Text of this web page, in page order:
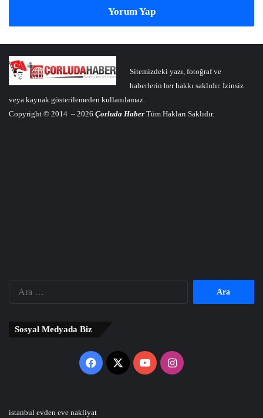
Yorum Yap
Sitemizdeki yazı, fotoğraf ve
haberlerin her hakkı saklıdır. İzinsiz
veya kaynak gösterilemeden kullanılamaz.
Copyright © 2014 – 2026 Çorluda Haber Tüm Hakları Saklıdır.
Sosyal Medyada Biz
Facebook
X YouTubeInstagram
istanbul evden eve nakliyat